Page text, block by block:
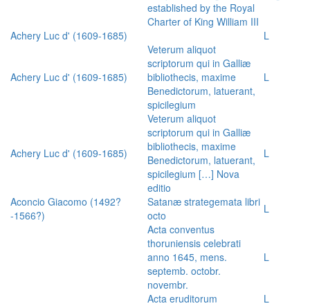
established by the Royal
Charter of King William III
Achery Luc d' (1609-1685) L
Achery Luc d' (1609-1685)
Veterum aliquot
scriptorum qui in Galliæ
bibliothecis, maxime
Benedictorum, latuerant,
spicilegium
L
Achery Luc d' (1609-1685)
Veterum aliquot
scriptorum qui in Galliæ
bibliothecis, maxime
Benedictorum, latuerant,
spicilegium […] Nova
editio
L
Aconcio Giacomo (1492?
-1566?)
Satanæ strategemata libri
octo
L
Acta conventus
thoruniensis celebrati
anno 1645, mens.
septemb. octobr.
novembr.
L
Acta eruditorum
L